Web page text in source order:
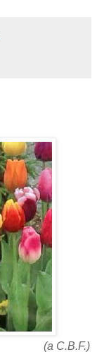
(a C.B.F.)